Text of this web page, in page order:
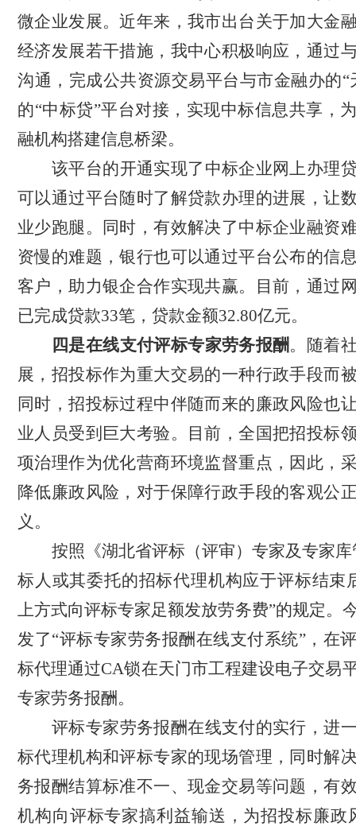
微企业发展。近年来，我市出台关于加大金
经济发展若干措施，我中心积极响应，通过
沟通，完成公共资源交易平台与市金融办的“
的“中标贷”平台对接，实现中标信息共享，
融机构搭建信息桥梁。
该平台的开通实现了中标企业网上办理
可以通过平台随时了解贷款办理的进展，让
业少跑腿。同时，有效解决了中标企业融资
资慢的难题，银行也可以通过平台公布的信
客户，助力银企合作实现共赢。目前，通过
已完成贷款33笔，贷款金额32.80亿元。
四是在线支付评标专家劳务报酬。随着
展，招投标作为重大交易的一种行政手段而
同时，招投标过程中伴随而来的廉政风险也
业人员受到巨大考验。目前，全国把招投标
项治理作为优化营商环境监督重点，因此，
降低廉政风险，对于保障行政手段的客观公
义。
按照《湖北省评标（评审）专家及专家
标人或其委托的招标代理机构应于评标结束
上方式向评标专家足额发放劳务费”的规定。
发了“评标专家劳务报酬在线支付系统”，在
标代理通过CA锁在天门市工程建设电子交易
专家劳务报酬。
评标专家劳务报酬在线支付的实行，进
标代理机构和评标专家的现场管理，同时解
务报酬结算标准不一、现金交易等问题，有
机构向评标专家搞利益输送，为招投标廉政